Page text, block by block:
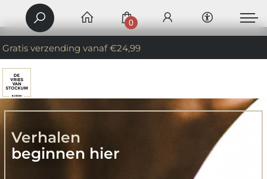
Gratis verzending vanaf €24,99
0
Verhalen
beginnen hier